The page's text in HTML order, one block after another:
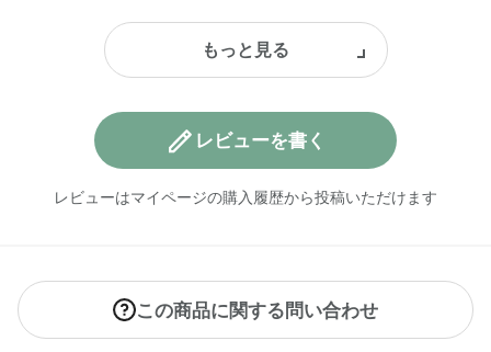
レビューを書く
レビューはマイページの購入履歴から投稿いただけます
この商品に関する問い合わせ